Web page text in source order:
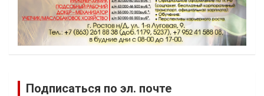
Подписаться по эл. почте